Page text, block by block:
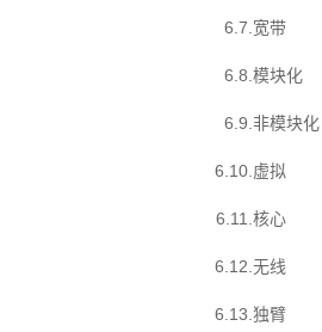
6.7 宽带
6.8 模块化
6.9 非模块化
6.10 虚拟
6.11 核心
6.12 无线
6.13 独臂